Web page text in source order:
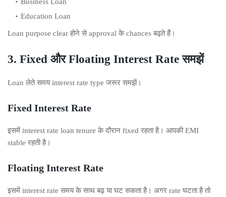
Education Loan
Loan purpose clear होने से approval के chances बढ़ते हैं।
3. Fixed और Floating Interest Rate समझें
Loan लेते समय interest rate type जरूर समझें।
Fixed Interest Rate
इसमें interest rate loan tenure के दौरान fixed रहता है। आपकी EMI
stable रहती है।
Floating Interest Rate
इसमें interest rate समय के साथ बढ़ या घट सकता है। अगर rate घटता है तो